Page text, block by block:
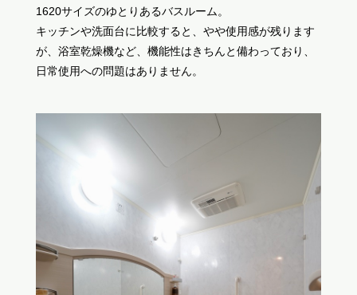
1620サイズのゆとりあるバスルーム。
キッチンや洗面台に比較すると、やや使用感が残ります
が、浴室乾燥機など、機能性はきちんと備わっており、
日常使用への問題はありません。